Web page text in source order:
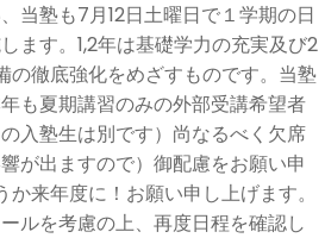
当塾も7月12日土曜日で１学期の日
ます。1,2年は基礎学力の充実及び2
徹底強化をめざすものです。当塾
も夏期講習のみの外部受講希望者
入塾生は別です）尚なるべく欠席
が出ますので）御配慮をお願い申
来年度に！お願い申し上げます。
ルを考慮の上、再度日程を確認し